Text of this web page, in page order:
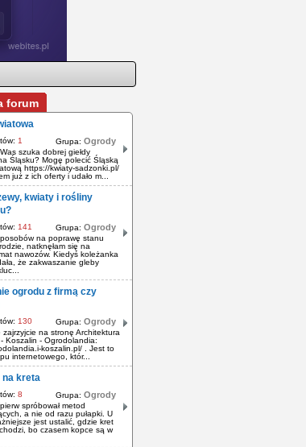
forum
1 Grupa: Ogrody
szuka dobrej giełdy
Śląsku? Mogę polecić Śląską
https://kwiaty-sadzonki.pl/
już z ich oferty i udało m...
kwiaty i rośliny
141 Grupa: Ogrody
na poprawę stanu
natknęłam się na
nawozów. Kiedyś koleżanka
że zakwaszanie gleby
ogrodu z firmą czy
130 Grupa: Ogrody
zajrzyjcie na stronę Architektura
Koszalin - Ogrodolandia:
koszalin.pl/ . Jest to
internetowego, któr...
na kreta
8 Grupa: Ogrody
spróbował metod
a nie od razu pułapki. U
jest ustalić, gdzie kret
bo czasem kopce są w